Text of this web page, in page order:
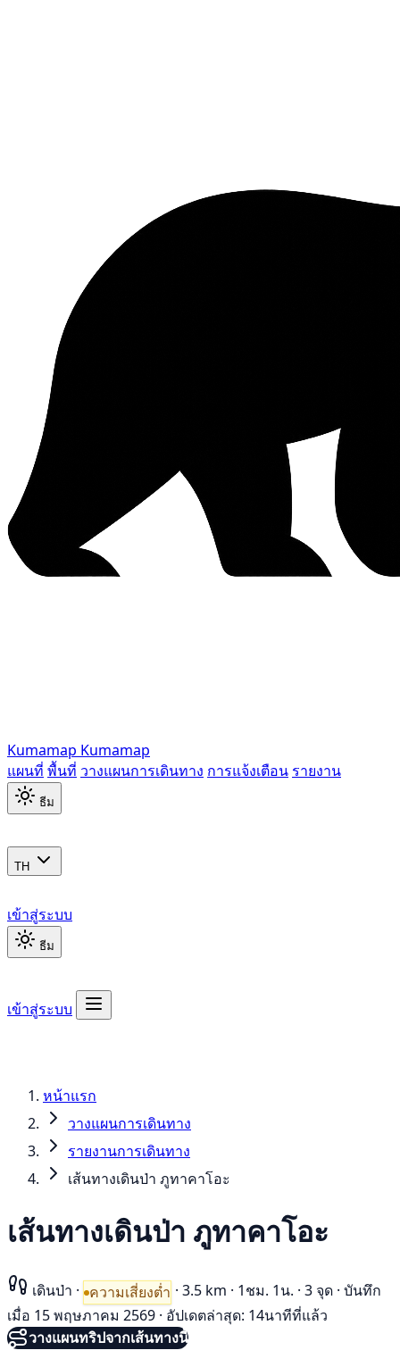
Kumamap Kumamap
แผนที่ พื้นที่ วางแผนการเดินทาง การแจ้งเตือน รายงาน
ธีม
TH
เข้าสู่ระบบ
ธีม
เข้าสู่ระบบ
หน้าแรก
วางแผนการเดินทาง
รายงานการเดินทาง
เส้นทางเดินป่า ภูทาคาโอะ
เส้นทางเดินป่า ภูทาคาโอะ
เดินป่า · ความเสี่ยงต่ำ · 3.5 km · 1ชม. 1น. · 3 จุด · บันทึก
เมื่อ 15 พฤษภาคม 2569 · อัปเดตล่าสุด: 14นาทีที่แล้ว
วางแผนทริปจากเส้นทางนี้